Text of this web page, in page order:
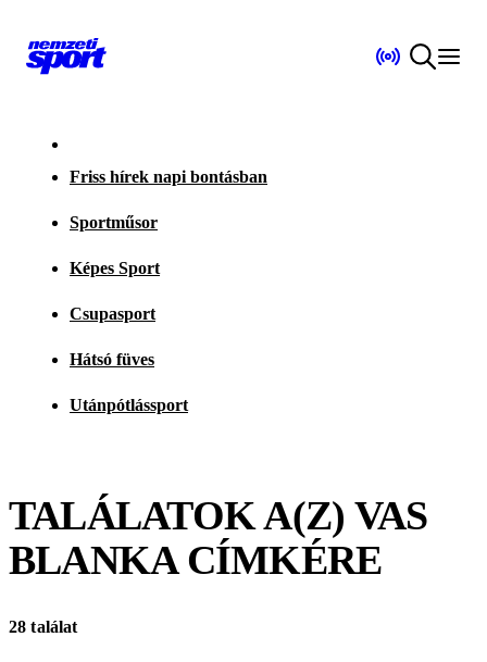
Friss hírek napi bontásban
Sportműsor
Képes Sport
Csupasport
Hátsó füves
Utánpótlássport
TALÁLATOK A(Z) VAS
BLANKACÍMKÉRE
28 találat